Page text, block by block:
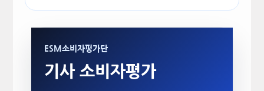
ESM소비자평가단
기사 소비자평가